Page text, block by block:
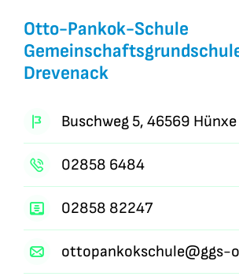
Otto-Pankok-Schule
Drevenack
Buschweg 5, 46569 Hünxe
02858 6484
02858 82247
ottopankokschule@ggs-